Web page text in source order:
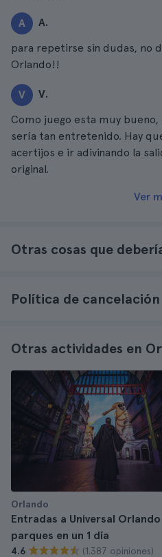
A A.
para repetirse sin dudas, no
Orlando!!
V V.
Como juego esta muy
sería tan entretenido. Hay
acertijos e ir adivinando la
original.
Ver
Otras cosas que
Política de cancelación
Otras actividades en
Orlando
Entradas a Universal
parques en un 1 día
4.6 (1.387 opiniones)